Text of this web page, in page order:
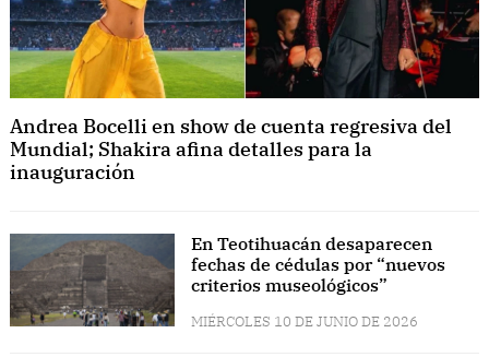
Andrea Bocelli en show de cuenta regresiva del
Mundial; Shakira afina detalles para la
inauguración
En Teotihuacán desaparecen
fechas de cédulas por “nuevos
criterios museológicos”
MIÉRCOLES 10 DE JUNIO DE 2026